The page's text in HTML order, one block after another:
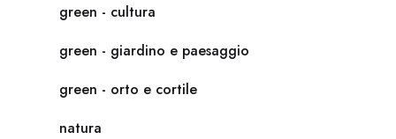
green - cultura
green - giardino e paesaggio
green - orto e cortile
natura